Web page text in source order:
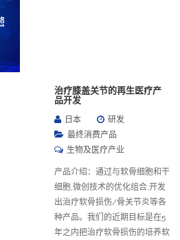
治疗膝盖关节的再生医疗产
品开发
日本
研发
最终消费产品
生物及医疗产业
产品介绍：通过与软骨细胞和干
细胞,微创技术的优化组合,开发
出治疗软骨损伤/骨关节炎等各
种产品。我们的近期目标是在5
年之内把治疗软骨损伤的培养软